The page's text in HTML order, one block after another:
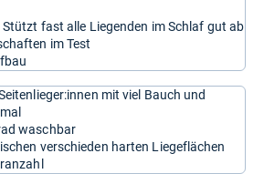
fast alle Liegenden im Schlaf gut ab
im Test
mit viel Bauch und
waschbar
verschieden harten Liegeflächen